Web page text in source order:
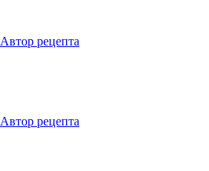
Автор рецепта
Автор рецепта